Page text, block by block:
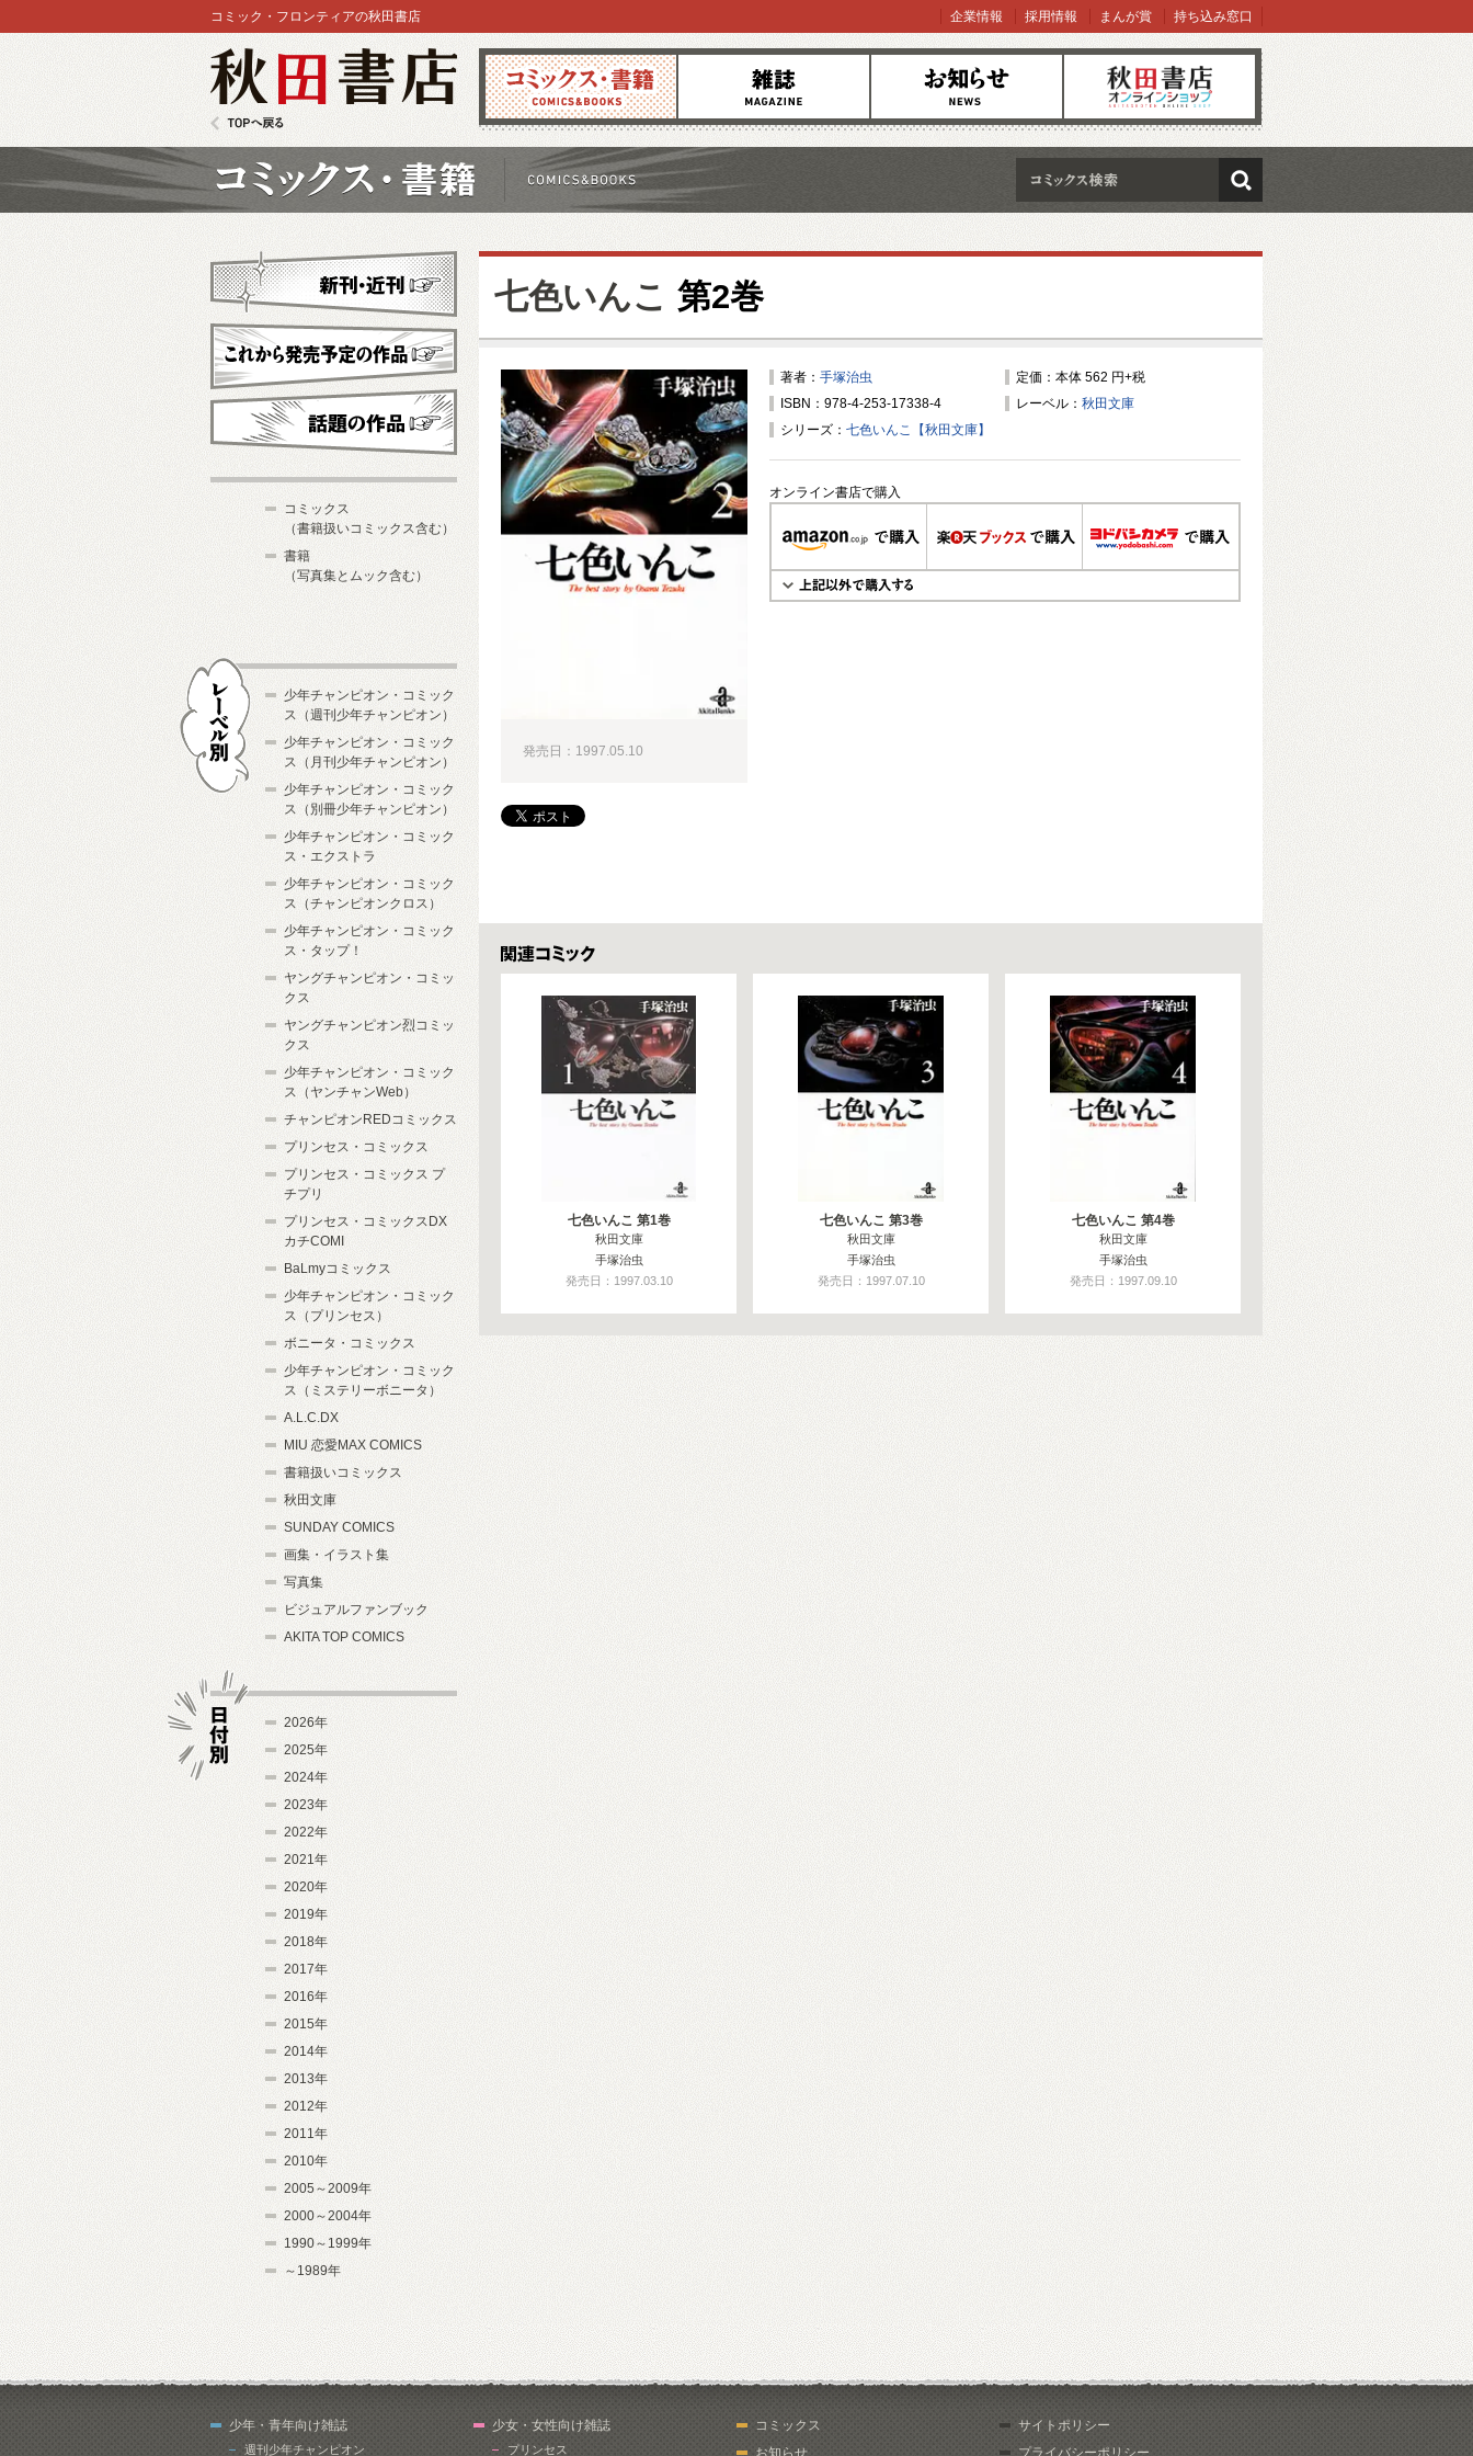
コミックス 雑誌 お知らせ オンラインショップ
コミック・フロンティアの秋田書店 企業情報 採用情報 まんが賞 持ち込み窓口
検索
七色いんこ 第2巻
著者： 手塚治虫
定価：本体 562 円+税
ISBN：978-4-253-17338-4
レーベル： 秋田文庫
シリーズ： 七色いんこ【秋田文庫】
オンライン書店で購入
発売日：1997.05.10
関連コミックス
七色いんこ 第1巻
秋田文庫
手塚治虫
発売日：1997.03.10
七色いんこ 第3巻
秋田文庫
手塚治虫
発売日：1997.07.10
七色いんこ 第4巻
秋田文庫
手塚治虫
発売日：1997.09.10
新刊・近刊
これから発売予定
コミックス
（書籍扱いコミックス含む）
書籍
（写真集とムック含む）
少年チャンピオン・コミック
ス（週刊少年チャンピオン）
少年チャンピオン・コミック
ス（月刊少年チャンピオン）
少年チャンピオン・コミック
ス（別冊少年チャンピオン）
少年チャンピオン・コミック
ス・エクストラ
少年チャンピオン・コミック
ス（チャンピオンクロス）
少年チャンピオン・コミック
ス・タップ！
ヤングチャンピオン・コミッ
クス
ヤングチャンピオン烈コミッ
クス
少年チャンピオン・コミック
ス（ヤンチャンWeb）
チャンピオンREDコミックス
プリンセス・コミックス
プリンセス・コミックス プ
チプリ
プリンセス・コミックスDX
カチCOMI
BaLmyコミックス
少年チャンピオン・コミック
ス（プリンセス）
ボニータ・コミックス
少年チャンピオン・コミック
ス（ミステリーボニータ）
A.L.C.DX
MIU 恋愛MAX COMICS
書籍扱いコミックス
秋田文庫
SUNDAY COMICS
画集・イラスト集
写真集
ビジュアルファンブック
AKITA TOP COMICS
2026年
2025年
2024年
2023年
2022年
2021年
2020年
2019年
2018年
2017年
2016年
2015年
2014年
2013年
2012年
2011年
2010年
2005～2009年
2000～2004年
1990～1999年
～1989年
少年・青年向け雑誌
週刊少年チャンピオン
少女・女性向け雑誌
プリンセス
コミックス
お知らせ
サイトポリシー
プライバシーポリシー